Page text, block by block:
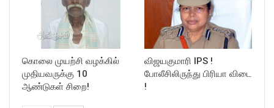
கொலை முயற்சி வழக்கில்
முதியவருக்கு 10
ஆண்டுகள் சிறை!
விஜயகுமாரி IPS !
போலீசிலிருந்து பிரியா விடை
!